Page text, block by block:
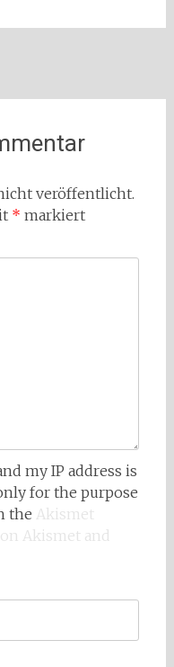
veröffentlicht.
* markiert
my IP address is
for the purpose
the Akismet
Akismet and